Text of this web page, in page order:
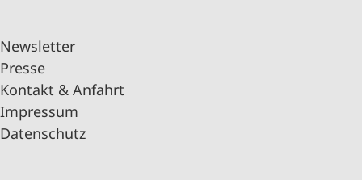
Newsletter
Presse
Kontakt & Anfahrt
Impressum
Datenschutz